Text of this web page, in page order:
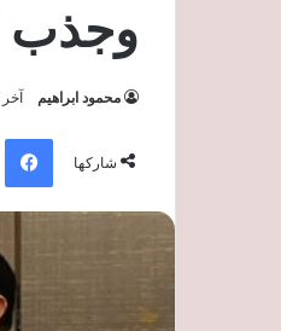
وجذب
محمود ابراهيم آخر
شاركها